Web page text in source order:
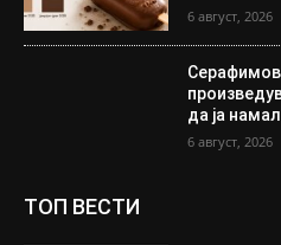
6 август, 2026
да ја
6 август, 2026
ТОП ВЕСТИ